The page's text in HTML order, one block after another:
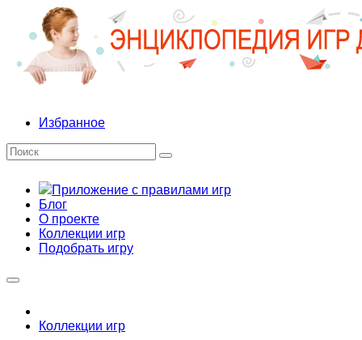
Избранное
Приложение с правилами игр
Блог
О проекте
Коллекции игр
Подобрать игру
Коллекции игр